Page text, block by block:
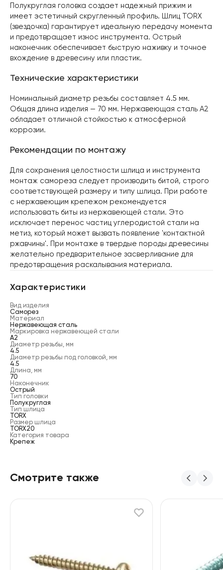
Полукруглая головка создает надежный прижим и
имеет эстетичный скругленный профиль. Шлиц TORX
(звездочка) гарантирует идеальную передачу момента
и предотвращает износ инструмента. Острый
наконечник обеспечивает быструю наживку и точное
вхождение в древесину или пластик.
Технические характеристики
Номинальный диаметр резьбы составляет 4.5 мм.
Общая длина изделия — 70 мм. Нержавеющая сталь А2
обладает отличной стойкостью к атмосферной
коррозии.
Рекомендации по монтажу
Для сохранения целостности шлица и инструмента
монтаж самореза следует производить битой, строго
соответствующей размеру и типу шлица. При работе
с нержавеющим крепежом рекомендуется
использовать биты из нержавеющей стали. Это
исключает перенос частиц углеродистой стали на
метиз, который может вызвать появление 'контактной
ржавчины'. При монтаже в твердые породы древесины
желательно предварительное засверливание для
предотвращения раскалывания материала.
Характеристики
Вид изделия
Саморез
Материал
Нержавеющая сталь
Маркировка нержавеющей стали
А2
Диаметр резьбы, мм
4.5
Диаметр резьбы под головкой, мм
4.5
Длина, мм
70
Наконечник
Острый
Тип головки
Полукруглая
Тип шлица
TORX
Размер шлица
TORX20
Категория товара
Крепеж
Смотрите также